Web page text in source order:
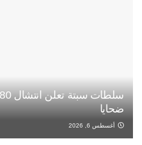
ضحايا
أغسطس 6, 2026